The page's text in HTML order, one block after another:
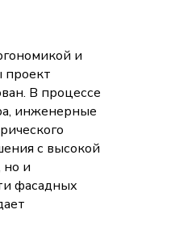
и
проект
В процессе
инженерные
с высокой
но и
фасадных